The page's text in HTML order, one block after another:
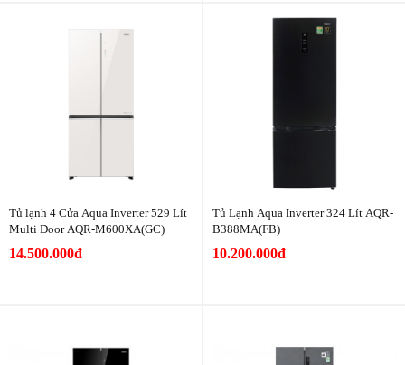
Tủ lạnh 4 Cửa Aqua Inverter 529 Lít
Multi Door AQR-M600XA(GC)
14.500.000đ
Tủ Lạnh Aqua Inverter 324 Lít AQR-
B388MA(FB)
10.200.000đ